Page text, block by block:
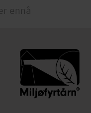
ennå